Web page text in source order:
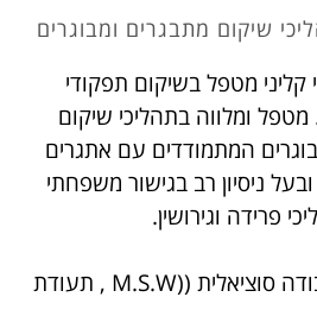
שיקום מתבגרים ומבוגרים
קליני מטפל בשיקום תפקודי
ומלווה בתהליכי שיקום
המתמודדים עם אתגרים
ניסיון רב בגישור משפחתי
פרידה וגירושין.
: תואר שני בעבודה סוציאלית ((M.S.W , תעודת